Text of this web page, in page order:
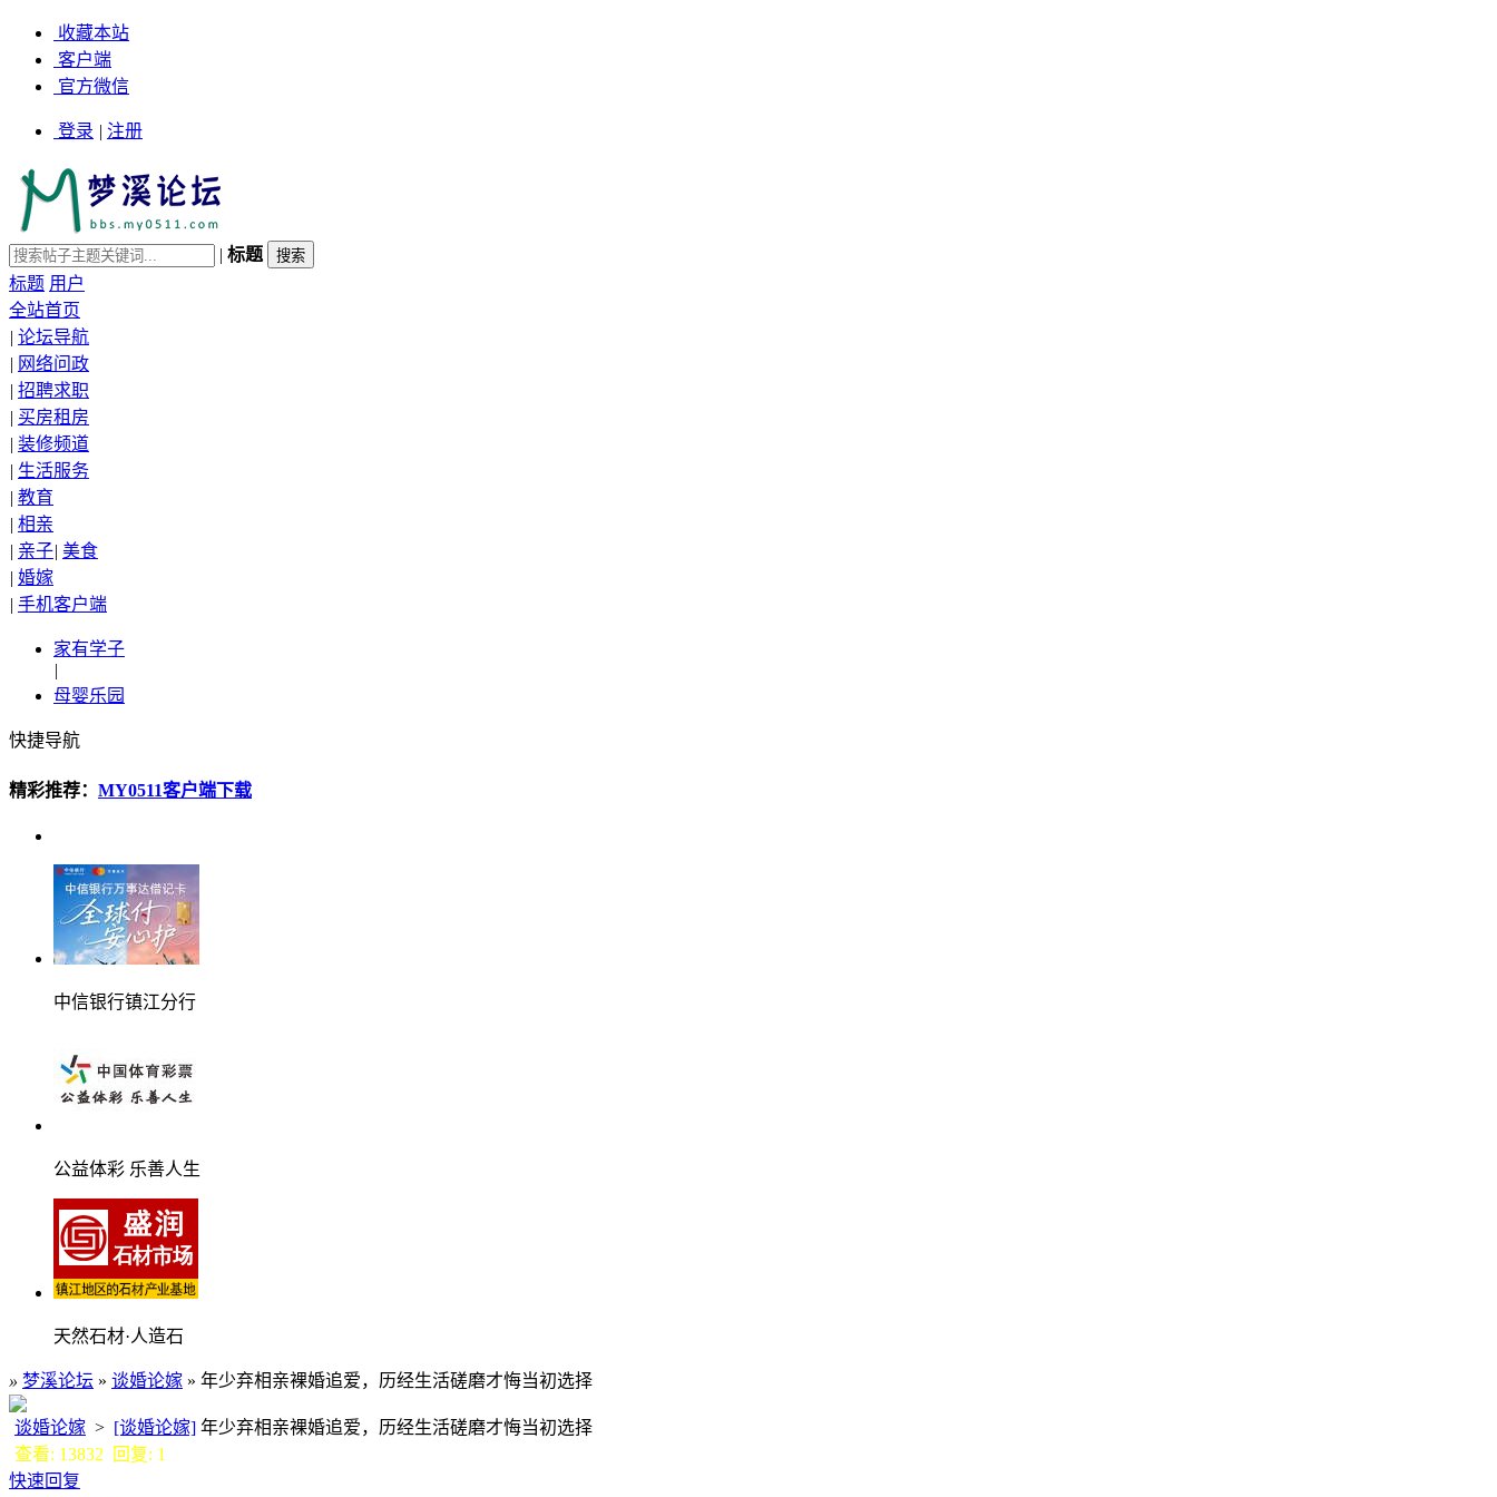
收藏本站
客户端
官方微信
登录 | 注册
| 标题
标题 用户
全站首页
| 论坛导航
| 网络问政
| 招聘求职
| 买房租房
| 装修频道
| 生活服务
| 教育
| 相亲
| 亲子| 美食
| 婚嫁
| 手机客户端
家有学子
|
母婴乐园
快捷导航
精彩推荐： MY0511客户端下载
中信银行镇江分行
公益体彩 乐善人生
天然石材·人造石
» 梦溪论坛 » 谈婚论嫁 » 年少弃相亲裸婚追爱，历经生活磋磨才悔当初选择
谈婚论嫁 > [谈婚论嫁] 年少弃相亲裸婚追爱，历经生活磋磨才悔当初选择
查看: 13832 回复: 1
快速回复